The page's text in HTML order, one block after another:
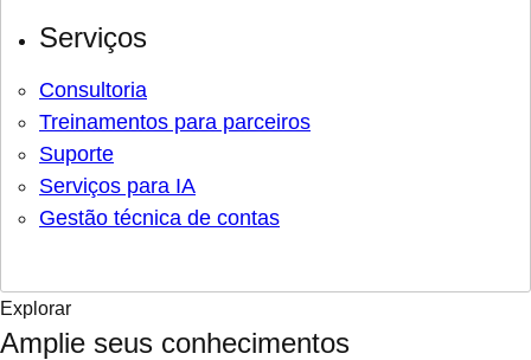
Serviços
Consultoria
Treinamentos para parceiros
Suporte
Serviços para IA
Gestão técnica de contas
Explorar
Amplie seus conhecimentos